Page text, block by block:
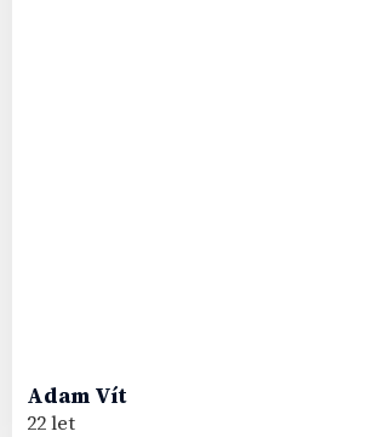
Adam Vít
22 let